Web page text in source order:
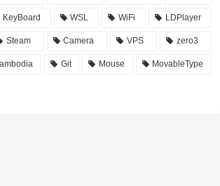
KeyBoard WSL WiFi LDPlayer
Steam Camera VPS zero3
Git Mouse MovableType